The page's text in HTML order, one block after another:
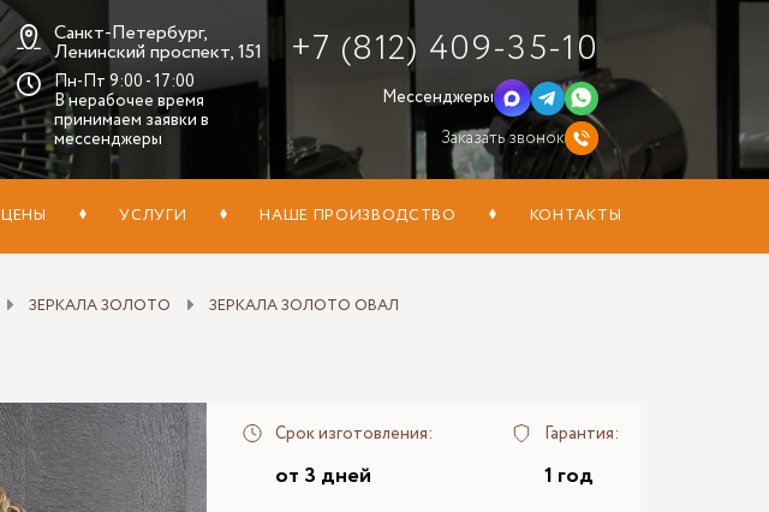
Санкт-Петербург,
Ленинский проспект, 151
Пн-Пт 9:00 - 17:00
В нерабочее время
принимаем заявки в
мессенджеры
+7 (812) 409-35-10
Мессенджеры
Заказать звонок
ЦЕНЫ УСЛУГИ НАШЕ ПРОИЗВОДСТВО КОНТАКТЫ
ЗЕРКАЛА ЗОЛОТО ЗЕРКАЛА ЗОЛОТО ОВАЛ
Срок изготовления:
от 3 дней
Гарантия:
1 год